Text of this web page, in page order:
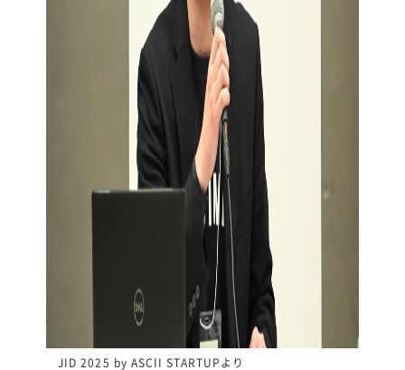
JID 2025 by ASCII STARTUPより